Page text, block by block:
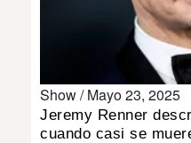
Show /Mayo 23, 2025
Jeremy Renner
cuando casi se